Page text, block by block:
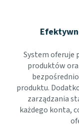
System oferuje
produktów
produktu.
zarządzania
każdego konta,